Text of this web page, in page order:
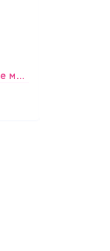
шары Сине-бело-голубые металлик